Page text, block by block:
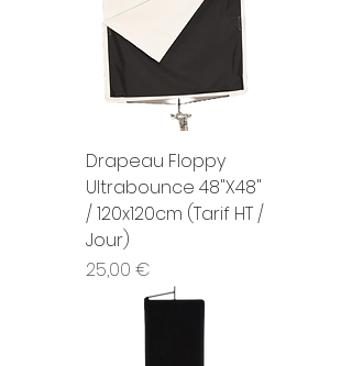
Drapeau Floppy
Ultrabounce 48"X48"
/ 120x120cm (Tarif HT /
Jour)
Prix
25,00 €